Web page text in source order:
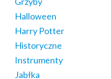
Halloween
Harry Potter
Historyczne
Instrumenty
Jabłka